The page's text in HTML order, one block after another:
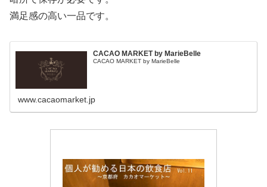
満足感の高い一品です。
CACAO MARKET by MarieBelle
CACAO MARKET by MarieBelle
www.cacaomarket.jp